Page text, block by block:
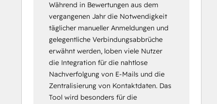
Während in Bewertungen aus dem
vergangenen Jahr die Notwendigkeit
täglicher manueller Anmeldungen und
gelegentliche Verbindungsabbrüche
erwähnt werden, loben viele Nutzer
die Integration für die nahtlose
Nachverfolgung von E-Mails und die
Zentralisierung von Kontaktdaten. Das
Tool wird besonders für die